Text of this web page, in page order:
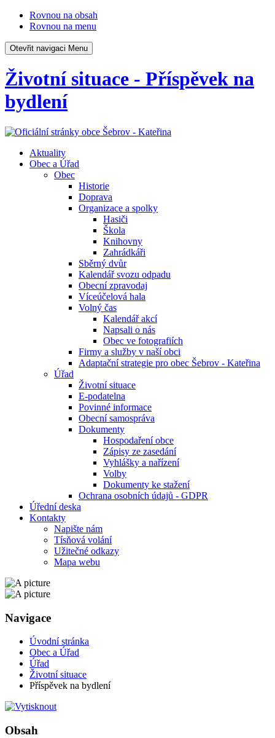
Rovnou na obsah
Rovnou na menu
Otevřit navigaci Menu
Životní situace - Příspěvek na
bydlení
Aktuality
Obec a Úřad
Obec
Historie
Doprava
Organizace a spolky
Hasiči
Škola
Knihovny
Zahrádkáři
Sběrný dvůr
Kalendář svozu odpadu
Obecní zpravodaj
Víceúčelová hala
Volný čas
Kalendář akcí
Napsali o nás
Obec ve fotografiích
Firmy a služby v naší obci
Adaptační strategie pro obec Šebrov - Kateřina
Úřad
Životní situace
E-podatelna
Povinné informace
Obecní samospráva
Dokumenty
Hospodaření obce
Zápisy ze zasedání
Vyhlášky a nařízení
Volby
Dokumenty ke stažení
Ochrana osobních údajů - GDPR
Úřední deska
Kontakty
Napište nám
Tísňová volání
Užitečné odkazy
Mapa webu
Navigace
Úvodní stránka
Obec a Úřad
Úřad
Životní situace
Příspěvek na bydlení
Obsah